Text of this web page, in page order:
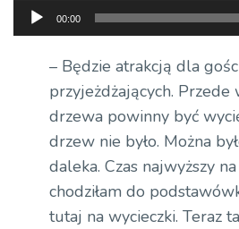
Odtwarzacz
plików
dźwiękowych
00:00
– Będzie atrakcją dla
przyjeżdżających. Przede
drzewa powinny być
drzew nie było. Można
daleka. Czas najwyższy na
chodziłam do
tutaj na wycieczki. Teraz